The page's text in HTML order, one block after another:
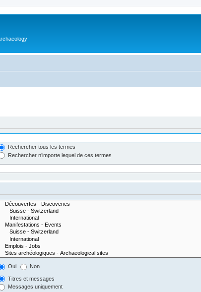
Rechercher tous les termes
Rechercher n’importe lequel de ces termes
Oui Non
Titres et messages
Messages uniquement